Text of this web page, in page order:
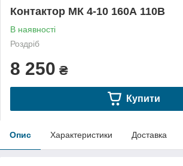
Контактор МК 4-10 160А 110В
В наявності
Роздріб
8 250 ₴
Купити
Опис Характеристики Доставка